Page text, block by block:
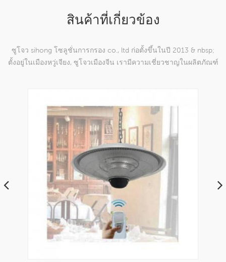
สินค้าที่เกี่ยวข้อง
ซูโจว sihong โซลูชั่นการกรอง co., ltd ก่อตั้งขึ้นในปี 2013 & nbsp;
ตั้งอยู่ในเมืองหวู่เจียง, ซูโจวเมืองจีน เรามีความเชี่ยวชาญในผลิตภัณฑ์